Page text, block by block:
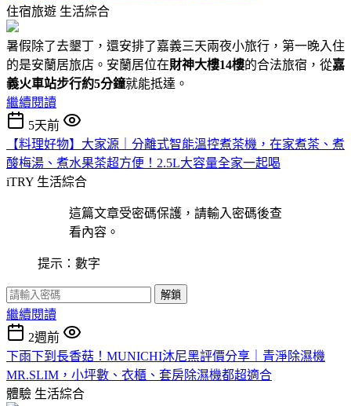
住宿旅遊 生活綜合
暑假除了去墾丁，還安排了嘉義三天兩夜小旅行，第一晚入住
的是安蘭居旅店。安蘭居位在財神大樓14樓的合法旅宿，從嘉
義火車站步行約5分鐘就能抵達。
繼續閱讀
5天前
【料理好物】大家源｜分離式智能溫控煮茶機，在家煮茶、煮
酸梅湯、煮水果茶超方便！2.5L大容量全家一起喝
iTRY 生活綜合
這篇文章受密碼保護，請輸入密碼後查
看內容。
提示：數字
解鎖
繼續閱讀
2週前
下雨下到長香菇！MUNICHI沐尼黑評價分享｜青淨除濕機
MR.SLIM，小坪數、衣櫃、套房除濕機都超適合
體驗 生活綜合